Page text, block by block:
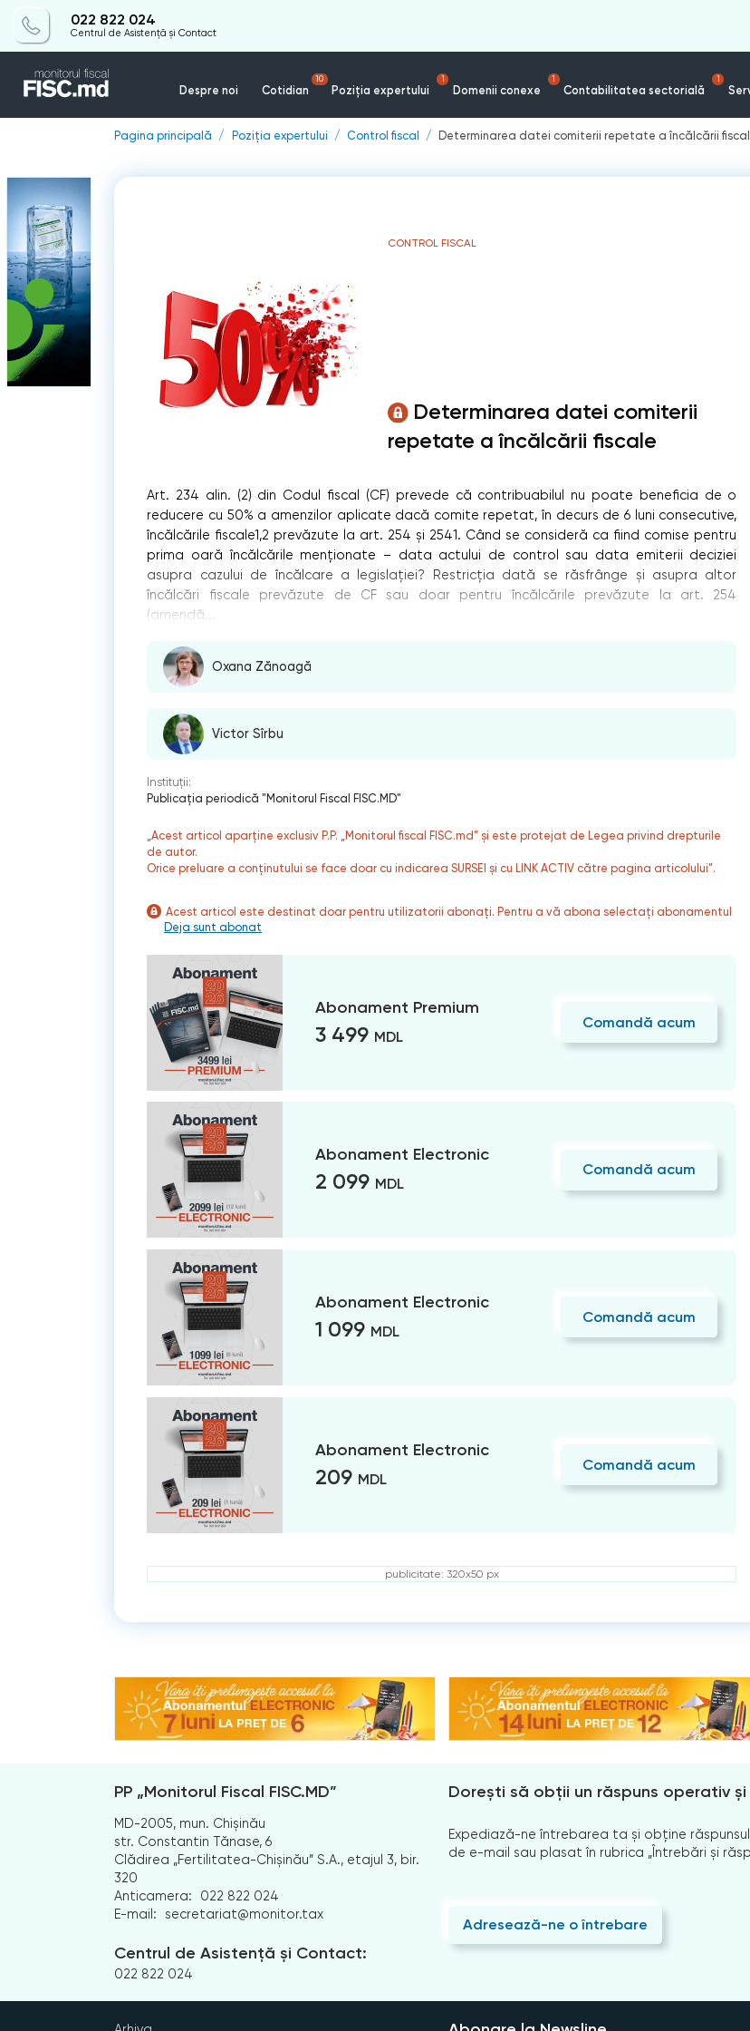
022 822 024
Centrul de Asistență și Contact
Despre noi Cotidian
10
Poziția expertului
1
Domenii conexe
1
Contabilitatea sectorială
1
Pagina principală Poziția expertului Control fiscal Determinarea datei comiterii repetate a încălcării
CONTROL FISCAL
Determinarea datei comiterii
repetate a încălcării fiscale
Art. 234 alin. (2) din Codul fiscal (CF) prevede că contribuabilul nu poate beneficia de o
reducere cu 50% a amenzilor aplicate dacă comite repetat, în decurs de 6 luni consecutive,
încălcările fiscale1,2 prevăzute la art. 254 și 2541. Când se consideră ca fiind comise pentru
prima oară încălcările menționate – data actului de control sau data emiterii deciziei
asupra cazului de încălcare a legislației? Restricția dată se răsfrânge și asupra altor
încălcări fiscale prevăzute de CF sau doar pentru încălcările prevăzute la art. 254
(amendă...
Oxana Zănoagă
Victor Sîrbu
Instituții:
Publicaţia periodică "Monitorul Fiscal FISC.MD"
„Acest articol aparține exclusiv P.P. „Monitorul fiscal FISC.md” și este protejat de Legea privind drepturile
de autor.
Orice preluare a conținutului se face doar cu indicarea SURSEI și cu LINK ACTIV către pagina articolului”.
Acest articol este destinat doar pentru utilizatorii abonați. Pentru a vă abona selectați abonamentul
Deja sunt abonat
Abonament Premium
3 499 MDL
Comandă acum
Abonament Electronic
2 099 MDL
Comandă acum
Abonament Electronic
1 099 MDL
Comandă acum
Abonament Electronic
209 MDL
Comandă acum
publicitate: 320x50 px
PP „Monitorul Fiscal FISC.MD”
MD-2005, mun. Chișinău
str. Constantin Tănase, 6
Clădirea „Fertilitatea-Chișinău” S.A., etajul 3, bir.
320
Anticamera:
022 822 024
E-mail:
secretariat@monitor.tax
Centrul de Asistență și Contact:
022 822 024
Dorești să obții un răspuns operativ
Expediază-ne întrebarea ta și obține
de e-mail sau plasat în rubrica „Întrebări și
Adresează-ne o întrebare